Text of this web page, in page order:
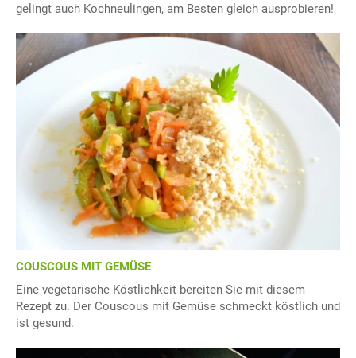
gelingt auch Kochneulingen, am Besten gleich ausprobieren!
COUSCOUS MIT GEMÜSE
Eine vegetarische Köstlichkeit bereiten Sie mit diesem
Rezept zu. Der Couscous mit Gemüse schmeckt köstlich und
ist gesund.